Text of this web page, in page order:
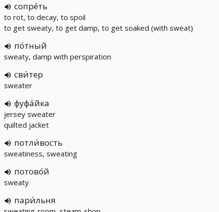
сопре́ть
to rot, to decay, to spoil
to get sweaty, to get damp, to get soaked (with sweat)
по́тный
sweaty, damp with perspiration
сви́тер
sweater
фуфа́йка
jersey sweater
quilted jacket
потли́вость
sweatiness, sweating
потово́й
sweaty
пари́льня